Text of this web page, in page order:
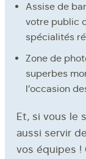
Assise de
votre public
spécialités
Zone de
superbes
l’occasion
Et, si vous le
aussi servir
vos équipes